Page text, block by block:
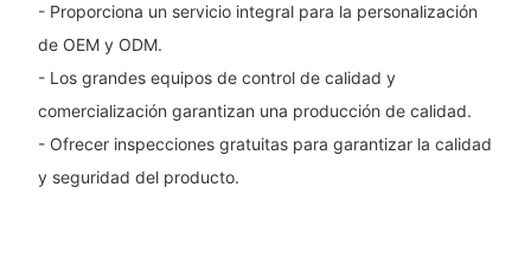
- Proporciona un servicio integral para la personalización
de OEM y ODM.
- Los grandes equipos de control de calidad y
comercialización garantizan una producción de calidad.
- Ofrecer inspecciones gratuitas para garantizar la calidad
y seguridad del producto.